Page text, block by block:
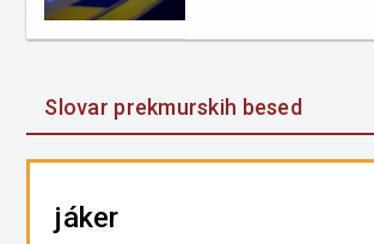
Slovar prekmurskih besed
jáker